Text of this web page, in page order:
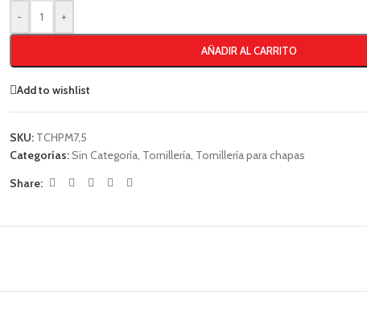
- +
AÑADIR AL CARRITO
Add to wishlist
SKU: TCHPM7,5
Categorías:Sin Categoría, Tornillería, Tornillería para chapas
Share: